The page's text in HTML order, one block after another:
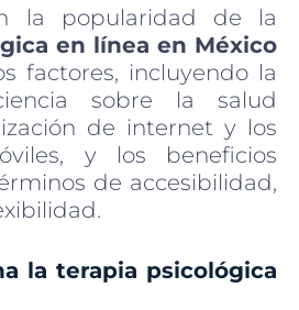
la popularidad de la
en línea en México
factores, incluyendo la
sobre la salud
de internet y los
y los beneficios
de accesibilidad,
la terapia psicológica